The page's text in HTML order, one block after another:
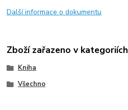
Další informace o dokumentu
Zboží zařazeno v kategoriích
Kniha
Všechno